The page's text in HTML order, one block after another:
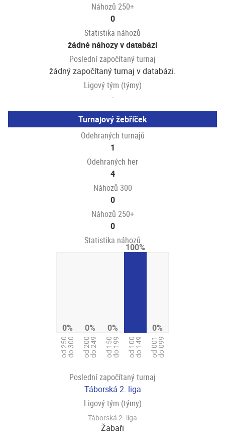
Náhozů 250+
0
Statistika náhozů
žádné náhozy v databázi
Poslední započítaný turnaj
žádný započítaný turnaj v databázi.
Ligový tým (týmy)
-
Turnajový žebříček
Odehraných turnajů
1
Odehraných her
4
Náhozů 300
0
Náhozů 250+
0
Statistika náhozů
0%
od 250do 300
0%
od 200do 249
0%
od 150do 199
100%
od 100do 149
0%
od 001do 099
Poslední započítaný turnaj
Táborská 2. liga
Ligový tým (týmy)
Táborská 2. liga
Žabaři